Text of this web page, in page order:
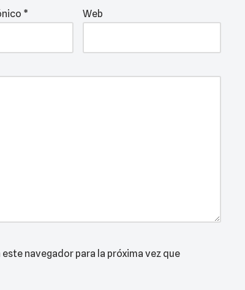
* Web
navegador para la próxima vez que